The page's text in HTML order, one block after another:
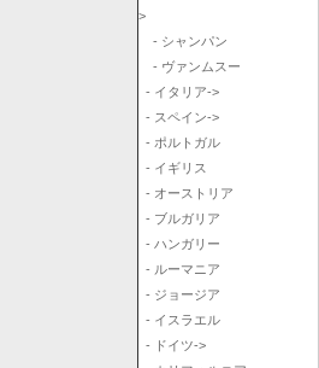
>
- シャンパン
- ヴァンムスー
- イタリア->
- スペイン->
- ポルトガル
- イギリス
- オーストリア
- ブルガリア
- ハンガリー
- ルーマニア
- ジョージア
- イスラエル
- ドイツ->